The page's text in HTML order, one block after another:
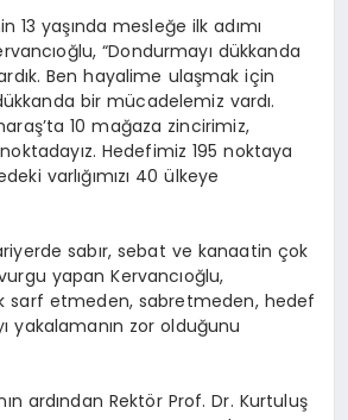
13 yaşında mesleğe ilk adımı
“Dondurmayı dükkanda
Ben hayalime ulaşmak için
bir mücadelemiz vardı.
10 mağaza zincirimiz,
Hedefimiz 195 noktaya
varlığımızı 40 ülkeye
sabır, sebat ve kanaatin çok
yapan Kervancıoğlu,
sarf etmeden, sabretmeden, hedef
yakalamanın zor olduğunu
ardından Rektör Prof. Dr. Kurtuluş